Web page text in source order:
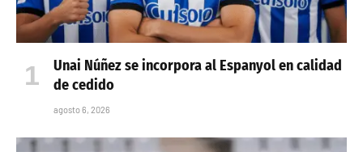
Unai Núñez se incorpora al Espanyol en calidad
de cedido
agosto 6, 2026